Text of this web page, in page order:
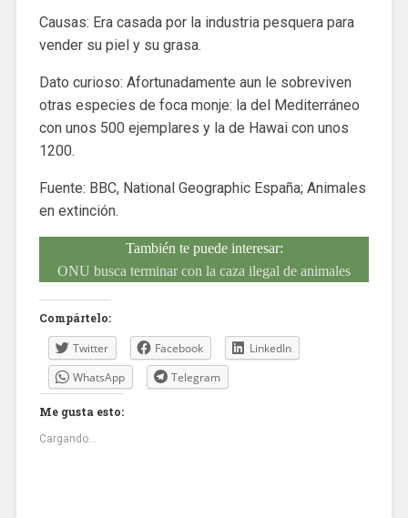
Causas: Era casada por la industria pesquera para
vender su piel y su grasa.
Dato curioso: Afortunadamente aun le sobreviven
otras especies de foca monje: la del Mediterráneo
con unos 500 ejemplares y la de Hawai con unos
1200.
Fuente: BBC, National Geographic España; Animales
en extinción.
También te puede interesar:
ONU busca terminar con la caza ilegal de animales
Compártelo:
Twitter Facebook
LinkedIn
WhatsApp
Telegram
Me gusta esto:
Cargando...